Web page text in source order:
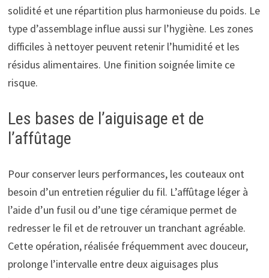
solidité et une répartition plus harmonieuse du poids. Le
type d’assemblage influe aussi sur l’hygiène. Les zones
difficiles à nettoyer peuvent retenir l’humidité et les
résidus alimentaires. Une finition soignée limite ce
risque.
Les bases de l’aiguisage et de
l’affûtage
Pour conserver leurs performances, les couteaux ont
besoin d’un entretien régulier du fil. L’affûtage léger à
l’aide d’un fusil ou d’une tige céramique permet de
redresser le fil et de retrouver un tranchant agréable.
Cette opération, réalisée fréquemment avec douceur,
prolonge l’intervalle entre deux aiguisages plus